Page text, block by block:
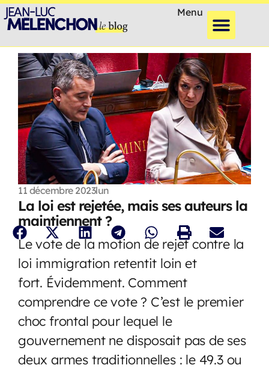
Menu
11 décembre 2023lun
La loi est rejetée, mais ses auteurs la
maintiennent ?
Le vote de la motion de rejet contre la
loi immigration retentit loin et
fort. Évidemment. Comment
comprendre ce vote ? C’est le premier
choc frontal pour lequel le
gouvernement ne disposait pas de ses
deux armes traditionnelles : le 49.3 ou